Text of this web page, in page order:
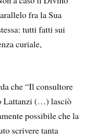
fra la Sua
tutti fatti sui
curiale,
che “Il consultore
Lattanzi (…) lasciò
possibile che la
scrivere tanta